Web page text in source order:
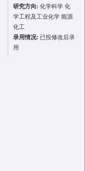
研究方向: 化学科学 化
学工程及工业化学 能源
化工
录用情况: 已投修改后录
用